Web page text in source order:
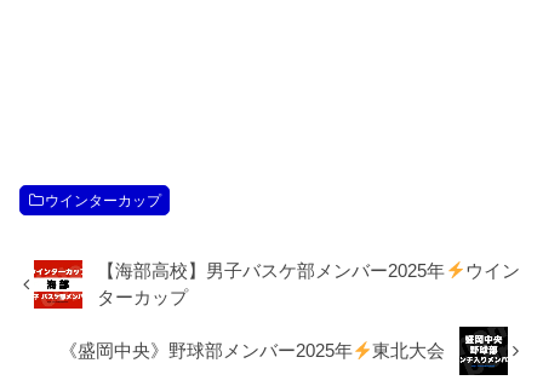
ウインターカップ
【海部高校】男子バスケ部メンバー2025年
ウイン
ターカップ
《盛岡中央》野球部メンバー2025年 東北大会